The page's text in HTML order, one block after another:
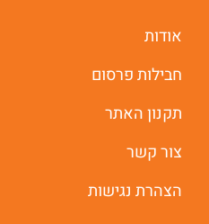
אודות
חבילות פרסום
תקנון האתר
צור קשר
הצהרת נגישות